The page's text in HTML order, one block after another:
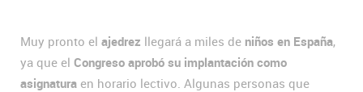
Muy pronto el ajedrez llegará a miles de niños en España,
ya que el Congreso aprobó su implantación como
asignatura en horario lectivo. Algunas personas que